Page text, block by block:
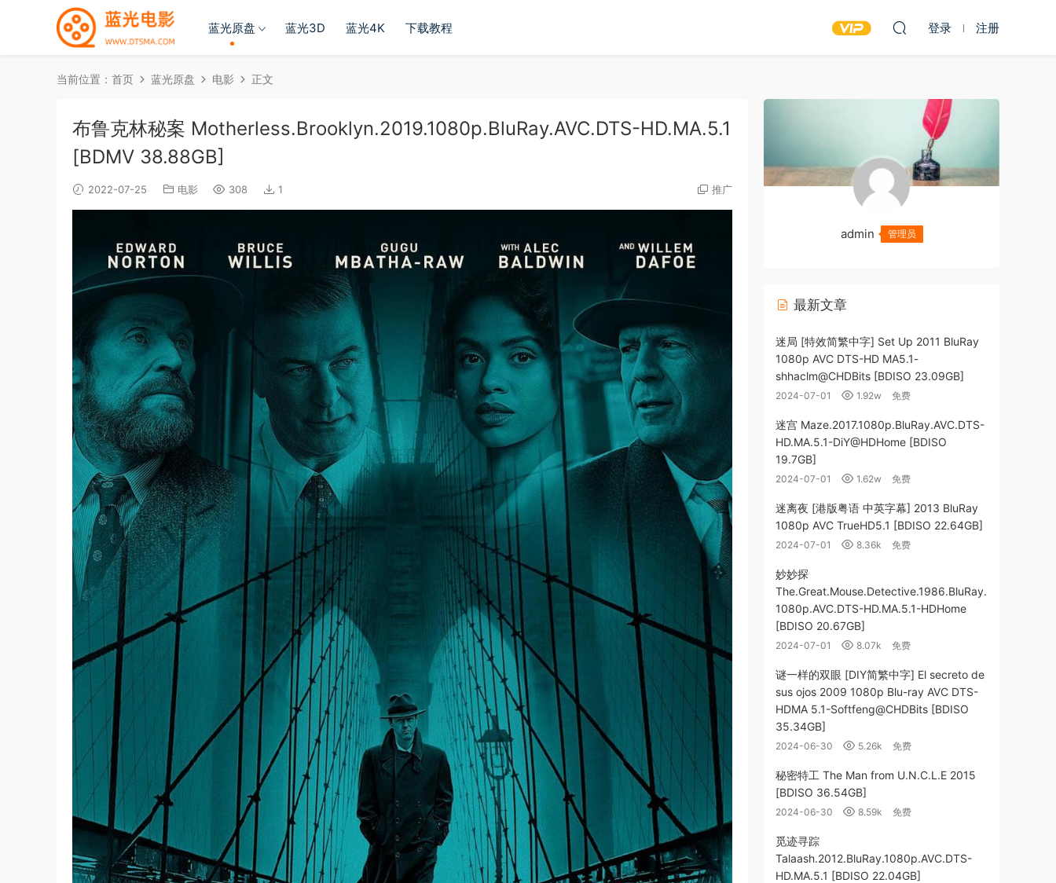
蓝光原盘 蓝光3D 蓝光4K 下载教程 登录 注册
当前位置： 首页 蓝光原盘 电影 正文
布鲁克林秘案 Motherless.Brooklyn.2019.1080p.BluRay.AVC.DTS-HD.MA.5.1
[BDMV 38.88GB]
2022-07-25 电影 308 1 推广
admin 管理员
最新文章
迷局 [特效简繁中字] Set Up 2011 BluRay
1080p AVC DTS-HD MA5.1-
shhaclm@CHDBits [BDISO 23.09GB]
2024-07-01 1.92w 免费
迷宫 Maze.2017.1080p.BluRay.AVC.DTS-
HD.MA.5.1-DiY@HDHome [BDISO
19.7GB]
2024-07-01 1.62w 免费
迷离夜 [港版粤语 中英字幕] 2013 BluRay
1080p AVC TrueHD5.1 [BDISO 22.64GB]
2024-07-01 8.36k 免费
妙妙探
The.Great.Mouse.Detective.1986.BluRay.
1080p.AVC.DTS-HD.MA.5.1-HDHome
[BDISO 20.67GB]
2024-07-01 8.07k 免费
谜一样的双眼 [DIY简繁中字] El secreto de
sus ojos 2009 1080p Blu-ray AVC DTS-
HDMA 5.1-Softfeng@CHDBits [BDISO
35.34GB]
2024-06-30 5.26k 免费
秘密特工 The Man from U.N.C.L.E 2015
[BDISO 36.54GB]
2024-06-30 8.59k 免费
觅迹寻踪
Talaash.2012.BluRay.1080p.AVC.DTS-
HD.MA.5.1 [BDISO 22.04GB]